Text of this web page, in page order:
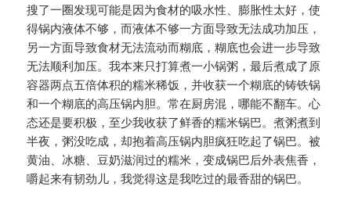
搜了一圈发现可能是因为食材的吸水性、膨胀性太好，使
得锅内液体不够，而液体不够一方面导致无法成功加压，
另一方面导致食材无法流动而糊底，糊底也会进一步导致
无法顺利加压。我本来只打算煮一小锅粥，最后煮成了原
容器两点五倍体积的糯米稀饭，并收获一个糊底的铸铁锅
和一个糊底的高压锅内胆。常在厨房混，哪能不翻车。心
态还是要积极，至少我收获了鲜香的糯米锅巴。煮粥煮到
半夜，粥没吃成，却抱着高压锅内胆疯狂吃起了锅巴。被
黄油、冰糖、豆奶滋润过的糯米，变成锅巴后外表焦香，
嚼起来有韧劲儿，我觉得这是我吃过的最香甜的锅巴。